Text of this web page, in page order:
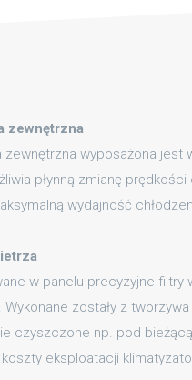
zewnętrzna
zewnętrzna wyposażona jest
płynną zmianę
wydajność
w panelu precyzyjne filtry
Wykonane zostały z
czyszczone np. pod
eksploatacji